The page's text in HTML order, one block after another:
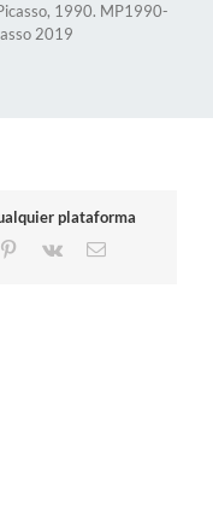
1990. MP1990-
2019
plataforma
Pinterest
Vk
Correo